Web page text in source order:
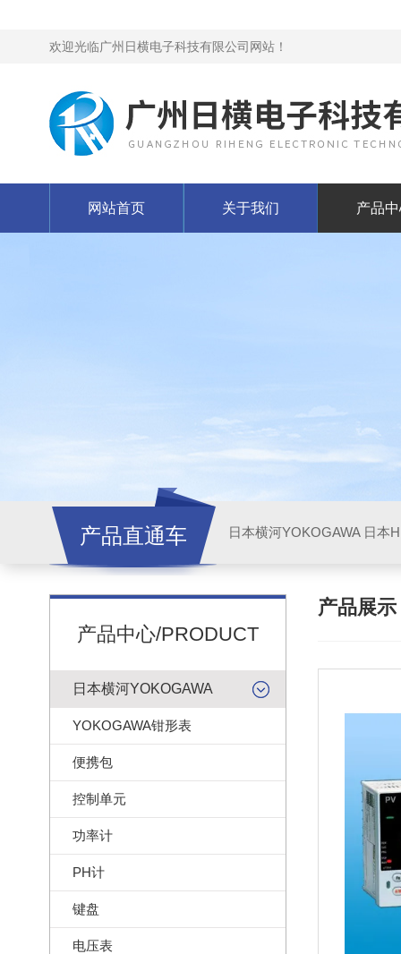
欢迎光临广州日横电子科技有限公司网站！
网站首页 关于我们 产品
产品直通车 日本横河YOKOGAWA 日本
产品中心/PRODUCT
日本横河YOKOGAWA
YOKOGAWA钳形表
便携包
控制单元
功率计
PH计
键盘
电压表
产品展示